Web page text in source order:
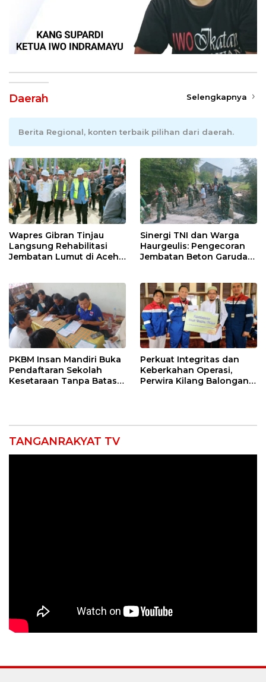
Daerah Selengkapnya
Berita Regional, konten terbaik pilihan dari daerah.
Wapres Gibran Tinjau
Langsung Rehabilitasi
Jembatan Lumut di Aceh
Sinergi TNI dan Warga
Haurgeulis: Pengecoran
Jembatan Beton Garuda
PKBM Insan Mandiri Buka
Pendaftaran Sekolah
Kesetaraan Tanpa Batas
Perkuat Integritas dan
Keberkahan Operasi,
Perwira Kilang Balongan
TANGANRAKYAT TV